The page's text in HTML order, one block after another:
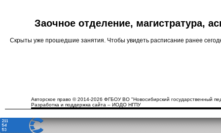
Заочное отделение, магистратура,
Скрыты уже прошедшие занятия. Чтобы увидеть расписание ранее
Авторское право © 2014-2026 ФГБОУ ВО "Новосибирский государственный
Разработка и поддержка сайта – ИОДО НГПУ